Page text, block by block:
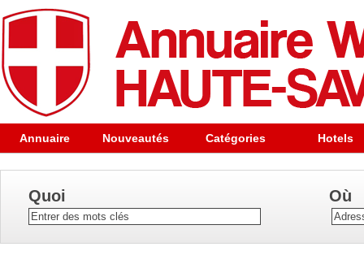
Annuaire Nouveautés Catégories Hotels
Quoi Où